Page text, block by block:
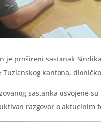
je prošireni sastanak
Tuzlanskog kantona,
sastanka usvojene
razgovor o aktuelnim